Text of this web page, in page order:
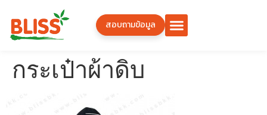
สอบถามข้อมูล
กระเป๋าผ้าดิบ